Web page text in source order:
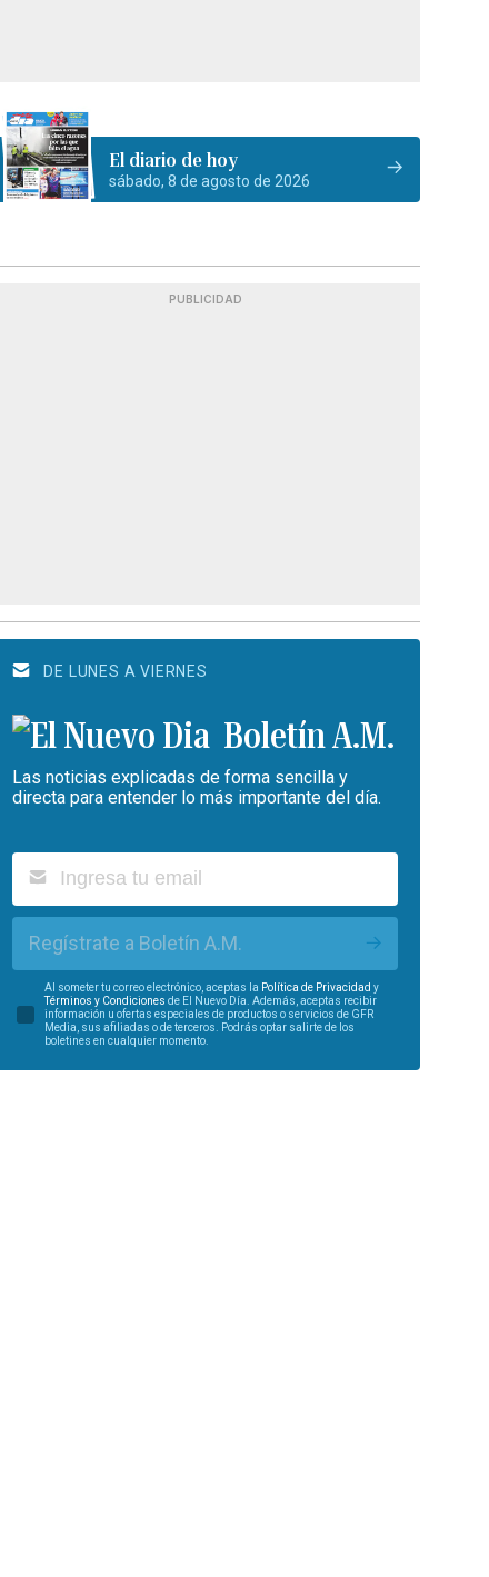
El diario de hoy
sábado, 8 de agosto de 2026
PUBLICIDAD
DE LUNES A VIERNES
Boletín A.M.
Las noticias explicadas de forma sencilla y
directa para entender lo más importante del día.
Regístrate a Boletín A.M.
Al someter tu correo electrónico, aceptas la Política de Privacidad y
Términos y Condiciones de El Nuevo Día. Además, aceptas recibir
información u ofertas especiales de productos o servicios de GFR
Media, sus afiliadas o de terceros. Podrás optar salirte de los
boletines en cualquier momento.